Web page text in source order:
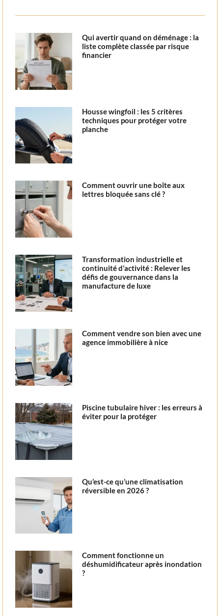
Qui avertir quand on déménage : la
liste complète classée par risque
financier
Housse wingfoil : les 5 critères
techniques pour protéger votre
planche
Comment ouvrir une boîte aux
lettres bloquée sans clé ?
Transformation industrielle et
continuité d’activité : Relever les
défis de gouvernance dans la
manufacture de luxe
Comment vendre son bien avec une
agence immobilière à nice
Piscine tubulaire hiver : les erreurs à
éviter pour la protéger
Qu’est-ce qu’une climatisation
réversible en 2026 ?
Comment fonctionne un
déshumidificateur après inondation
?